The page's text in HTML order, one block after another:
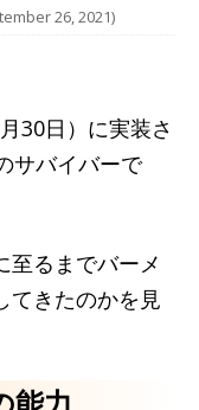
26, 2021)
30日）に実装さ
サバイバーで
至るまでバーメ
てきたのかを見